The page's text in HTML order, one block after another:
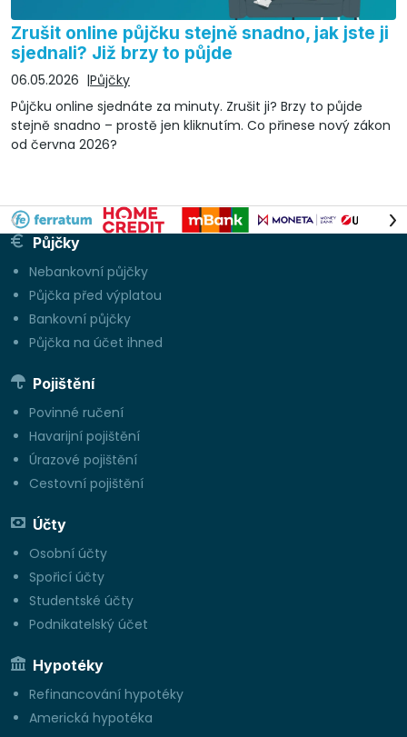
Zrušit online půjčku stejně snadno, jak jste ji
sjednali? Již brzy to půjde
06.05.2026
Půjčky
Půjčku online sjednáte za minuty. Zrušit ji? Brzy to půjde
stejně snadno – prostě jen kliknutím. Co přinese nový zákon
od června 2026?
Půjčky
Nebankovní půjčky
Půjčka před výplatou
Bankovní půjčky
Půjčka na účet ihned
Pojištění
Povinné ručení
Havarijní pojištění
Úrazové pojištění
Cestovní pojištění
Účty
Osobní účty
Spořicí účty
Studentské účty
Podnikatelský účet
Hypotéky
Refinancování hypotéky
Americká hypotéka